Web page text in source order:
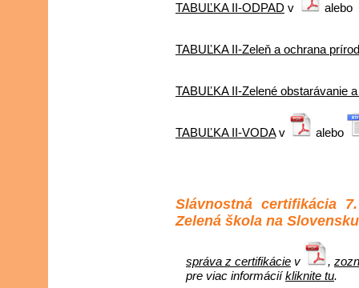
TABUĽKA II-ODPAD v alebo
TABUĽKA II-Zeleň a ochrana
TABUĽKA II-Zelené obstarávanie
TABUĽKA II-VODAv alebo
Slávnostná certifikácia
Zelená škola na Slovensku
správa z certifikácie v ,
pre viac informáciíkliknite tu.